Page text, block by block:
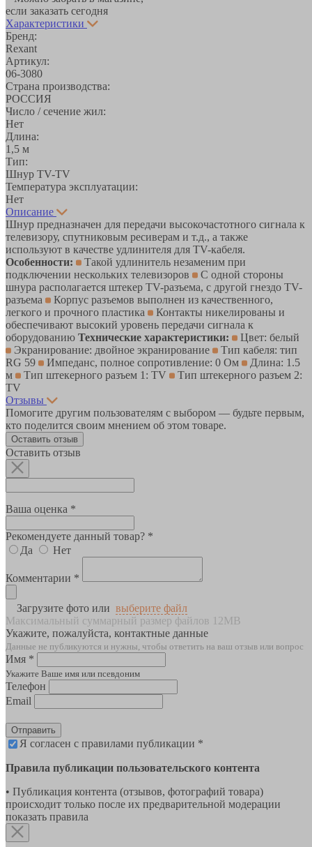
если заказать сегодня
Характеристики
Бренд:
Rexant
Артикул:
06-3080
Страна производства:
РОССИЯ
Число / сечение жил:
Нет
Длина:
1,5 м
Тип:
Шнур TV-TV
Температура эксплуатации:
Нет
Описание
Шнур предназначен для передачи высокочастотного сигнала к
телевизору, спутниковым ресиверам и т.д., а также
используют в качестве удлинителя для TV-кабеля.
Особенности:
Такой удлинитель незаменим при
подключении нескольких телевизоров
C одной стороны
шнура располагается штекер TV-разъема, с другой гнездо TV-
разъема
Корпус разъемов выполнен из качественного,
легкого и прочного пластика
Контакты никелированы и
обеспечивают высокий уровень передачи сигнала к
оборудованию Технические характеристики:
Цвет: белый
Экранирование: двойное экранирование
Тип кабеля: тип
RG 59
Импеданс, полное сопротивление: 0 Ом
Длина: 1.5
м
Тип штекерного разъем 1: TV
Тип штекерного разъем 2:
TV
Отзывы
Помогите другим пользователям с выбором — будьте первым,
кто поделится своим мнением об этом товаре.
Оставить отзыв
Оставить отзыв
Ваша оценка *
Рекомендуете данный товар? *
Да
Нет
Комментарии *
Загрузите фото или выберите файл
Максимальный суммарный размер файлов 12MB
Укажите, пожалуйста, контактные данные
Данные не публикуются и нужны, чтобы ответить на ваш отзыв или вопрос
Имя *
Укажите Ваше имя или псевдоним
Телефон
Email
Отправить
Я согласен с правилами публикации *
Правила публикации пользовательского контента
• Публикация контента (отзывов, фотографий товара)
происходит только после их предварительной модерации
показать правила